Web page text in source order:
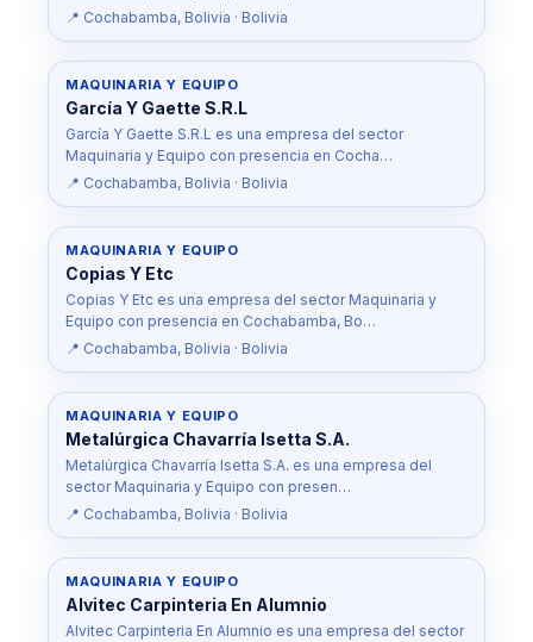
📍 Cochabamba, Bolivia · Bolivia
MAQUINARIA Y EQUIPO
García Y Gaette S.R.L
García Y Gaette S.R.L es una empresa del sector
Maquinaria y Equipo con presencia en Cocha…
📍 Cochabamba, Bolivia · Bolivia
MAQUINARIA Y EQUIPO
Copias Y Etc
Copias Y Etc es una empresa del sector Maquinaria y
Equipo con presencia en Cochabamba, Bo…
📍 Cochabamba, Bolivia · Bolivia
MAQUINARIA Y EQUIPO
Metalúrgica Chavarría Isetta S.A.
Metalúrgica Chavarría Isetta S.A. es una empresa del
sector Maquinaria y Equipo con presen…
📍 Cochabamba, Bolivia · Bolivia
MAQUINARIA Y EQUIPO
Alvitec Carpinteria En Alumnio
Alvitec Carpinteria En Alumnio es una empresa del sector